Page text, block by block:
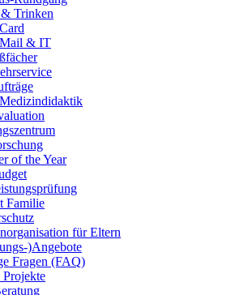
& Trinken
& IT
of the Year
Familie
für Eltern
)Angebote
Fragen (FAQ)
Projekte